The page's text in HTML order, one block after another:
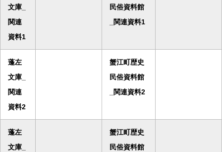
文庫_
関連
資料1
民俗資料館
_関連資料1
蓬左
文庫_
関連
資料2
蟹江町歴史
民俗資料館
_関連資料2
蓬左
文庫_
蟹江町歴史
民俗資料館